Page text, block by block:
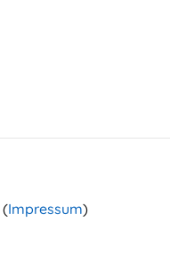
(Impressum)